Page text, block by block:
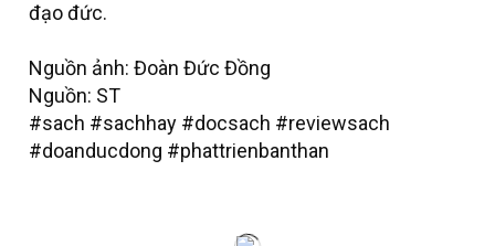
đạo đức.
Nguồn ảnh: Đoàn Đức Đồng
Nguồn: ST
#sach #sachhay #docsach #reviewsach
#doanducdong #phattrienbanthan